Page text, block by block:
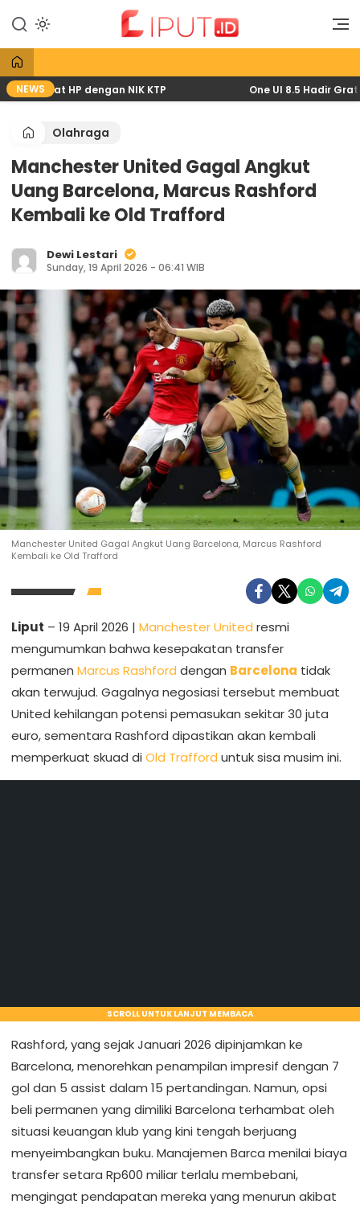
konten
Liput
Liputan Digital
NEWS
lewat HP dengan NIK KTP One UI 8.5 Hadir Gratis:
Olahraga
Manchester United Gagal Angkut
Uang Barcelona, Marcus Rashford
Kembali ke Old Trafford
Dewi Lestari
Sunday, 19 April 2026 - 06:41 WIB
Manchester United Gagal Angkut Uang Barcelona, Marcus Rashford
Kembali ke Old Trafford
Liput – 19 April 2026 | Manchester United resmi
mengumumkan bahwa kesepakatan transfer
permanen Marcus Rashford dengan Barcelona tidak
akan terwujud. Gagalnya negosiasi tersebut membuat
United kehilangan potensi pemasukan sekitar 30 juta
euro, sementara Rashford dipastikan akan kembali
memperkuat skuad di Old Trafford untuk sisa musim ini.
SCROLL UNTUK LANJUT MEMBACA
Rashford, yang sejak Januari 2026 dipinjamkan ke
Barcelona, menorehkan penampilan impresif dengan 7
gol dan 5 assist dalam 15 pertandingan. Namun, opsi
beli permanen yang dimiliki Barcelona terhambat oleh
situasi keuangan klub yang kini tengah berjuang
menyeimbangkan buku. Manajemen Barca menilai biaya
transfer setara Rp600 miliar terlalu membebani,
mengingat pendapatan mereka yang menurun akibat